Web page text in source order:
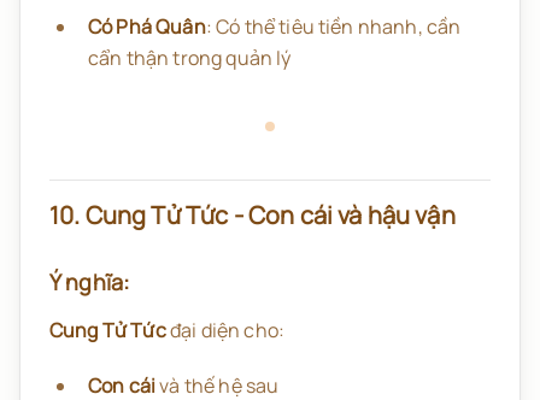
Có Phá Quân: Có thể tiêu tiền nhanh, cần
cẩn thận trong quản lý
10. Cung Tử Tức - Con cái và hậu vận
Ý nghĩa:
Cung Tử Tứcđại diện cho:
Con cáivà thế hệ sau